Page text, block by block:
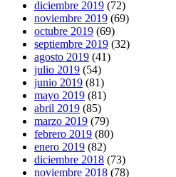
diciembre 2019 (72)
noviembre 2019 (69)
octubre 2019 (69)
septiembre 2019 (32)
agosto 2019 (41)
julio 2019 (54)
junio 2019 (81)
mayo 2019 (81)
abril 2019 (85)
marzo 2019 (79)
febrero 2019 (80)
enero 2019 (82)
diciembre 2018 (73)
noviembre 2018 (78)